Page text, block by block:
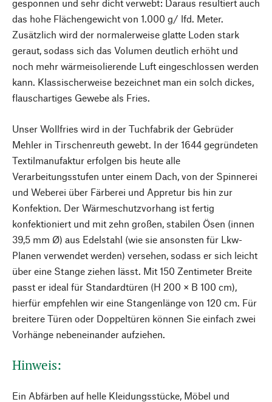
gesponnen und sehr dicht verwebt: Daraus resultiert auch
das hohe Flächengewicht von 1.000 g/ lfd. Meter.
Zusätzlich wird der normalerweise glatte Loden stark
geraut, sodass sich das Volumen deutlich erhöht und
noch mehr wärmeisolierende Luft eingeschlossen werden
kann. Klassischerweise bezeichnet man ein solch dickes,
flauschartiges Gewebe als Fries.
Unser Wollfries wird in der Tuchfabrik der Gebrüder
Mehler in Tirschenreuth gewebt. In der 1644 gegründeten
Textilmanufaktur erfolgen bis heute alle
Verarbeitungsstufen unter einem Dach, von der Spinnerei
und Weberei über Färberei und Appretur bis hin zur
Konfektion. Der Wärmeschutzvorhang ist fertig
konfektioniert und mit zehn großen, stabilen Ösen (innen
39,5 mm Ø) aus Edelstahl (wie sie ansonsten für Lkw-
Planen verwendet werden) versehen, sodass er sich leicht
über eine Stange ziehen lässt. Mit 150 Zentimeter Breite
passt er ideal für Standardtüren (H 200 × B 100 cm),
hierfür empfehlen wir eine Stangenlänge von 120 cm. Für
breitere Türen oder Doppeltüren können Sie einfach zwei
Vorhänge nebeneinander aufziehen.
Hinweis:
Ein Abfärben auf helle Kleidungsstücke, Möbel und